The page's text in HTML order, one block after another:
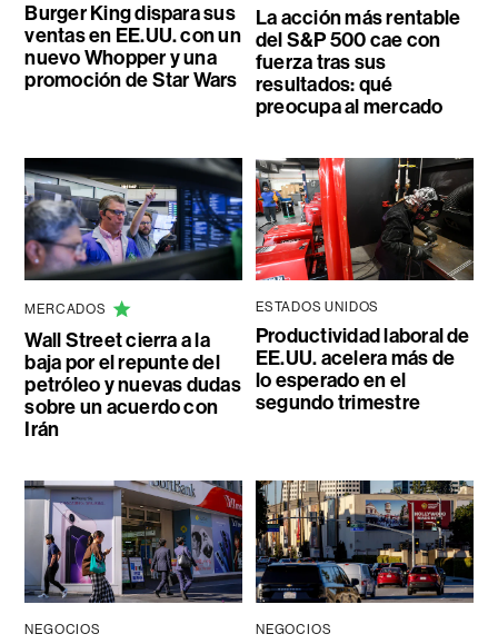
Burger King dispara sus
ventas en EE.UU. con un
nuevo Whopper y una
promoción de Star Wars
La acción más rentable
del S&P 500 cae con
fuerza tras sus
resultados: qué
preocupa al mercado
MERCADOS
Wall Street cierra a la
baja por el repunte del
petróleo y nuevas dudas
sobre un acuerdo con
Irán
ESTADOS UNIDOS
Productividad laboral de
EE.UU. acelera más de
lo esperado en el
segundo trimestre
NEGOCIOS NEGOCIOS